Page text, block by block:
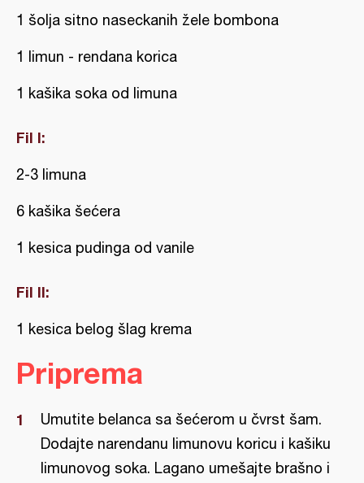
1 šolja sitno naseckanih žele bombona
1 limun - rendana korica
1 kašika soka od limuna
Fil I:
2-3 limuna
6 kašika šećera
1 kesica pudinga od vanile
Fil II:
1 kesica belog šlag krema
Priprema
Umutite belanca sa šećerom u čvrst šam.
Dodajte narendanu limunovu koricu i kašiku
limunovog soka. Lagano umešajte brašno i